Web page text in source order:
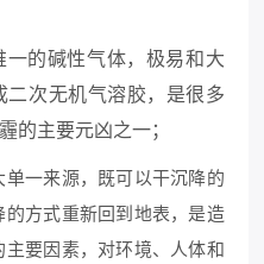
的碱性气体，极易和大
二次无机气溶胶，是很多
的主要元凶之一；
一来源，既可以干沉降的
方式重新回到地表，是造
要因素，对环境、人体和